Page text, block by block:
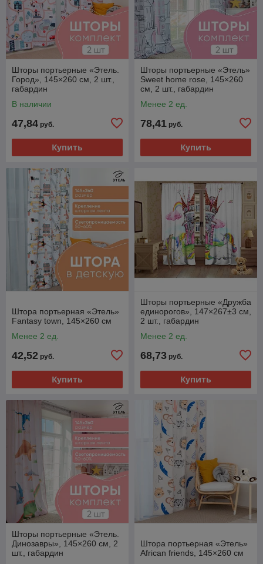
Шторы портьерные «Этель.
Город», 145×260 см, 2 шт.,
габардин
В наличии
47,84 руб.
Купить
Шторы портьерные «Этель»
Sweet home rose, 145×260
см, 2 шт., габардин
Менее 2 ед.
78,41 руб.
Купить
Штора портьерная «Этель»
Fantasy town, 145×260 см
Менее 2 ед.
42,52 руб.
Купить
Шторы портьерные «Дружба
единорогов», 147×267±3 см,
2 шт., габардин
Менее 2 ед.
68,73 руб.
Купить
Шторы портьерные «Этель.
Динозавры», 145×260 см, 2
шт., габардин
Штора портьерная «Этель»
African friends, 145×260 см